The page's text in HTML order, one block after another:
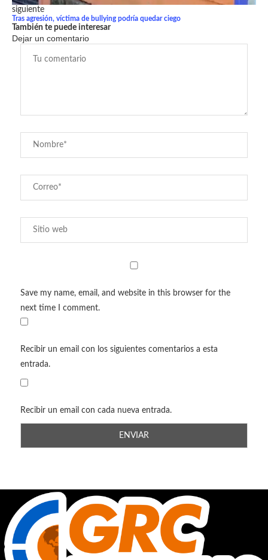
siguiente
Tras agresión, víctima de bullying podría quedar ciego
También te puede interesar
Dejar un comentario
Save my name, email, and website in this browser for the
next time I comment.
Recibir un email con los siguientes comentarios a esta
entrada.
Recibir un email con cada nueva entrada.